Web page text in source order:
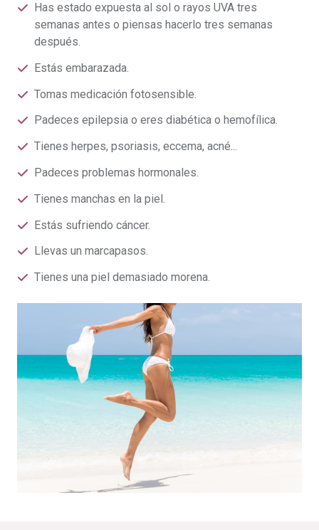
Has estado expuesta al sol o rayos UVA tres
semanas antes o piensas hacerlo tres semanas
después.
Estás embarazada.
Tomas medicación fotosensible.
Padeces epilepsia o eres diabética o hemofílica.
Tienes herpes, psoriasis, eccema, acné...
Padeces problemas hormonales.
Tienes manchas en la piel.
Estás sufriendo cáncer.
Llevas un marcapasos.
Tienes una piel demasiado morena.